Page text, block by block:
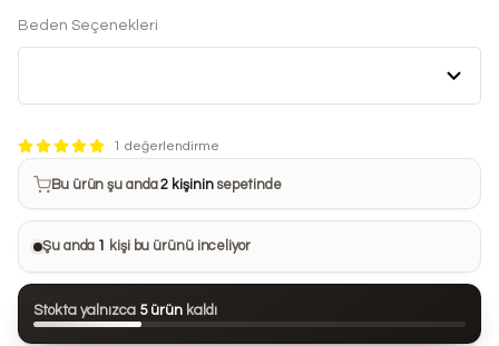
Beden Seçenekleri
1 değerlendirme
Bu ürün şu anda2 kişininsepetinde
Bu ürünü 28 kişi favorilerine ekledi
Bu ürün son 24 saatte103 kezgörüntülendi
Şu anda 1 kişi bu ürünü inceliyor
Stokta yalnızca 5 ürün kaldı